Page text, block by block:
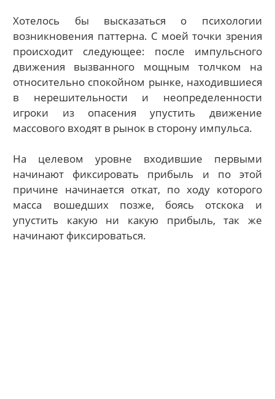
Хотелось бы высказаться о психологии
возникновения паттерна. С моей точки зрения
происходит следующее: после импульсного
движения вызванного мощным толчком на
относительно спокойном рынке, находившиеся
в нерешительности и неопределенности
игроки из опасения упустить движение
массового входят в рынок в сторону импульса.
На целевом уровне входившие первыми
начинают фиксировать прибыль и по этой
причине начинается откат, по ходу которого
масса вошедших позже, боясь отскока и
упустить какую ни какую прибыль, так же
начинают фиксироваться.